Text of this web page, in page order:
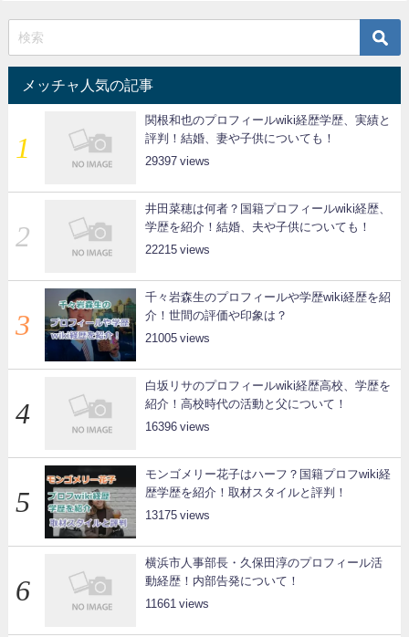
メッチャ人気の記事
関根和也のプロフィールwiki経歴学歴、実績と
評判！結婚、妻や子供についても！
29397
井田菜穂は何者？国籍プロフィールwiki経歴、
学歴を紹介！結婚、夫や子供についても！
22215
千々岩森生のプロフィールや学歴wiki経歴を紹
介！世間の評価や印象は？
21005
白坂リサのプロフィールwiki経歴高校、学歴を
紹介！高校時代の活動と父について！
16396
モンゴメリー花子はハーフ？国籍プロフwiki経
歴学歴を紹介！取材スタイルと評判！
13175
横浜市人事部長・久保田淳のプロフィール活
動経歴！内部告発について！
11661